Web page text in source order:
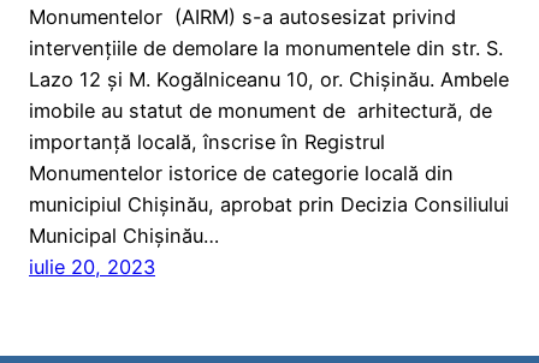
Monumentelor (AIRM) s-a autosesizat privind
intervențiile de demolare la monumentele din str. S.
Lazo 12 și M. Kogălniceanu 10, or. Chișinău. Ambele
imobile au statut de monument de arhitectură, de
importanță locală, înscrise în Registrul
Monumentelor istorice de categorie locală din
municipiul Chișinău, aprobat prin Decizia Consiliului
Municipal Chișinău…
iulie 20, 2023